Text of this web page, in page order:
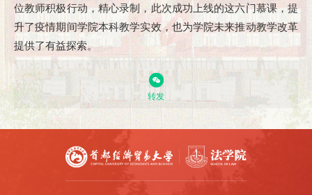
位教师积极行动，精心录制，此次成功上线的这六门慕课，提
升了疫情期间学院本科教学实效，也为学院未来推动教学改革
提供了有益探索。
转发